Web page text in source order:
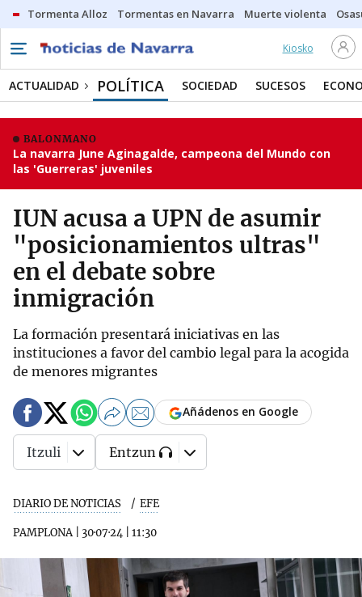
Tormenta Alloz Tormentas en Navarra Muerte violenta
Kiosko
ACTUALIDAD POLÍTICA SOCIEDAD SUCESOS
BALONMANO
La navarra June Aginagalde, campeona del Mundo con
las 'Guerreras' juveniles
IUN acusa a UPN de asumir
"posicionamientos ultras"
en el debate sobre
inmigración
La formación presentará iniciativas en las
instituciones a favor del cambio legal para la acogida
de menores migrantes
DIARIO DE NOTICIAS EFE
PAMPLONA| 30·07·24 11:30
Añádenos en Google
Itzuli Entzun